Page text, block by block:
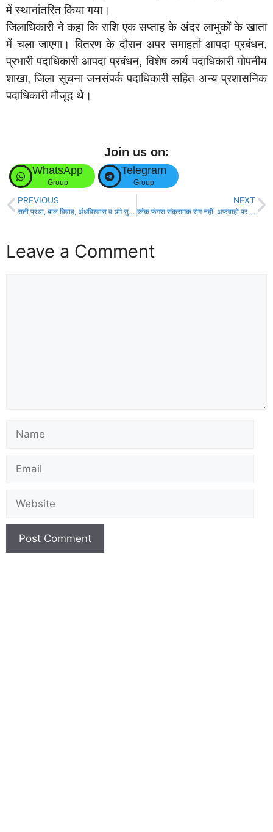
में स्थानांतरित किया गया।
जिलाधिकारी ने कहा कि राशि एक सप्ताह के अंदर लाभुकों के खाता
में चला जाएगा। वितरण के दौरान अपर समाहर्ता आपदा प्रबंधन,
प्रभारी पदाधिकारी आपदा प्रबंधन, विशेष कार्य पदाधिकारी गोपनीय
शाखा, जिला सूचना जनसंपर्क पदाधिकारी सहित अन्य प्रशासनिक
पदाधिकारी मौजूद थे।
Join us on:
WhatsApp
Group
Telegram
Group
PREVIOUS
सती प्रथा, बाल विवाह, अंधविश्वास व धर्म सुधारक थे राजा राममोहन राय !
NEXT
ब्लैक फंगस संक्रामक रोग नहीं, अफवाहों पर नहीं दें ध्यान !
Leave a Comment